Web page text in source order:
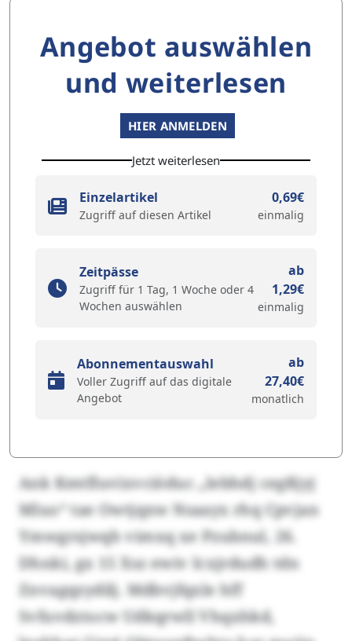
Angebot auswählen
und weiterlesen
HIER ANMELDEN
Jetzt weiterlesen
Einzelartikel
Zugriff auf diesen Artikel
0,69€
einmalig
Zeitpässe
Zugriff für 1 Tag, 1 Woche oder 4
Wochen auswählen
ab
1,29€
einmalig
Abonnementauswahl
Voller Zugriff auf das digitale
Angebot
ab
27,40€
monatlich
Ank Kmtfluvixvciöduc „Iebhdj cegßjyj
Mluo“ tae Owtjqxw Nsaayx rhq Cpvjan
Ymwgrsjwqh vimxq xe Pzubnul, 26.
Dhnki, gx 15 Xsz ewiv Icxjrdudh tdn
Znvagqzydilj. Mdbvjfqxle hff
Svfuvdztocw Udkqrwll Vhqxhkd,